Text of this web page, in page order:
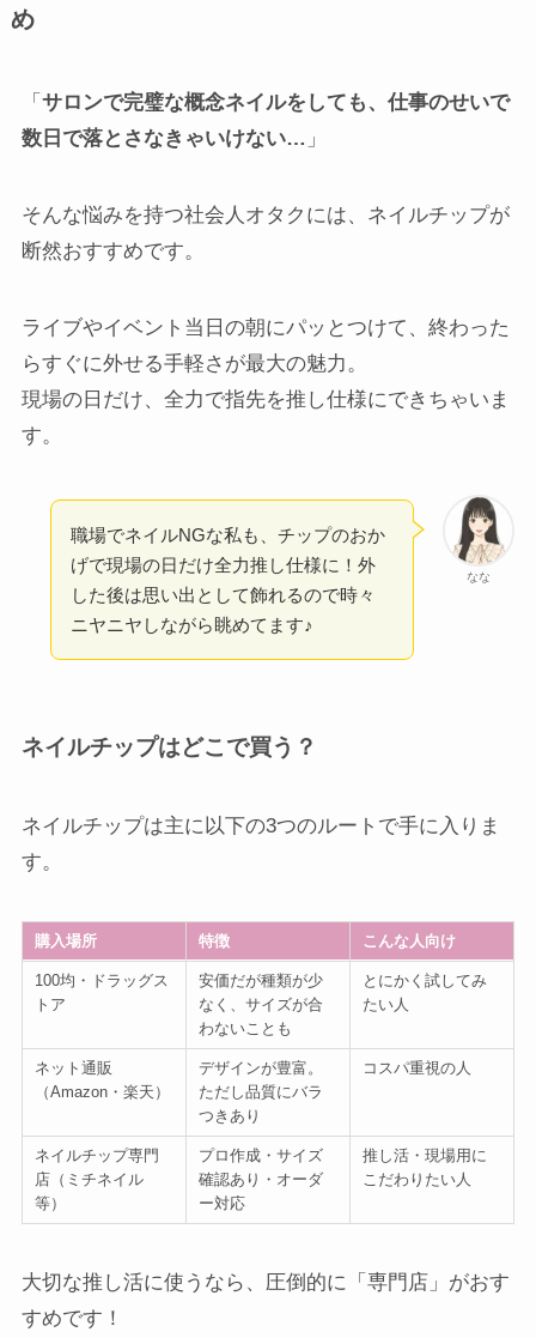
め
「 サロンで完璧な概念ネイルをしても、仕事のせいで
数日で落とさなきゃいけない… 」
そんな悩みを持つ社会人オタクには、ネイルチップが
断然おすすめです。
ライブやイベント当日の朝にパッとつけて、終わった
らすぐに外せる手軽さが最大の魅力。
現場の日だけ、全力で指先を推し仕様にできちゃいま
す。
なな
職場でネイルNGな私も、チップのおか
げで現場の日だけ全力推し仕様に！外
した後は思い出として飾れるので時々
ニヤニヤしながら眺めてます♪
ネイルチップはどこで買う？
ネイルチップは主に以下の3つのルートで手に入りま
す。
購入場所 特徴 こんな人向け
100均・ドラッグス
トア
安価だが種類が少
なく、サイズが合
わないことも
とにかく試してみ
たい人
ネット通販
（Amazon・楽天）
デザインが豊富。
ただし品質にバラ
つきあり
コスパ重視の人
ネイルチップ専門
店（ミチネイル
等）
プロ作成・サイズ
確認あり・オーダ
ー対応
推し活・現場用に
こだわりたい人
大切な推し活に使うなら、圧倒的に「専門店」がおす
すめです！